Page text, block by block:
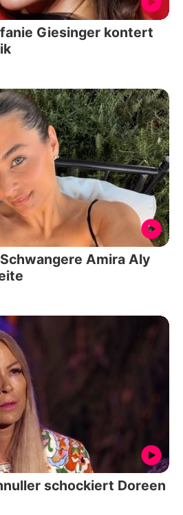
Giesinger kontert
Amira Aly
schockiert Doreen